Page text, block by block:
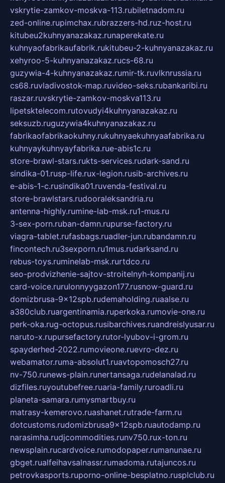
vskrytie-zamkov-moskva-113.rubiletnadom.ru
zed-online.rupimchax.rubrazzers-hd.ruz-host.ru
kitubeu2kuhnyanazakaz.runaperekate.ru
kuhnyaofabrikaufabrik.rukitubeu-2-kuhnyanazakaz.ru
xehyroo-5-kuhnyanazakaz.rucs-68.ru
guzywia-4-kuhnyanazakaz.rumir-tk.ruvlknrussia.ru
cs68.ruvladivostok-map.ruvideo-seks.rubankaribi.ru
raszar.ruvskrytie-zamkov-moskva113.ru
lipetsktelecom.rutovudyi4kuhnyanazakaz.ru
seksuzb.ruguzywia4kuhnyanazakaz.ru
fabrikaofabrikaokuhny.rukuhnyaekuhnyaafabrika.ru
kuhnyaykuhnyayfabrika.rue-abis1c.ru
store-brawl-stars.rukts-services.rudark-sand.ru
sindika-01.rusp-life.rux-legion.rusib-archives.ru
e-abis-1-c.rusindika01.ruvenda-festival.ru
store-brawlstars.rudooraleksandria.ru
antenna-highly.rumine-lab-msk.ru1-mus.ru
3-sex-porn.ruban-damn.rupurse-factory.ru
viagra-tablet.rufasbags.ruadler-jun.rubandamn.ru
fincontech.ru3sexporn.ru1mus.rudarksand.ru
rebus-toys.ruminelab-msk.rurtdco.ru
seo-prodvizhenie-sajtov-stroitelnyh-kompanij.ru
card-voice.rurulonnyygazon177.rusnow-guard.ru
domizbrusa-9x12spb.rudemaholding.ruaalse.ru
a380club.ruargentinamia.ruperkoka.rumovie-one.ru
perk-oka.rug-octopus.rusibarchives.ruandreislyusar.ru
naruto-x.rupursefactory.rutor-lyubov-i-grom.ru
spayderhed-2022.rumovieone.ruevro-dez.ru
webamator.ruma-absolut1.ruavtopomosch27.ru
nv-750.runews-plain.runertansaga.rudelanalad.ru
dizfiles.ruyoutubefree.ruaria-family.ruroadli.ru
planeta-samara.rumysmartbuy.ru
matrasy-kemerovo.ruashanet.rutrade-farm.ru
dotcustoms.rudomizbrusa9x12spb.ruautodamp.ru
narasimha.rudjcommodities.runv750.rux-ton.ru
newsplain.rucardvoice.rumodopaper.rumanunae.ru
gbget.rualfeihavsalnassr.rumadoma.rutajuncos.ru
petrovkasports.ruporno-online-besplatno.rusplclub.ru